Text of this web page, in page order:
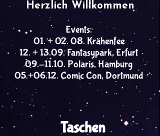
Events:
01. + 02. 08. Krähenfee
12. + 13.09. Fantasypark, Erfurt
09.-11.10. Polaris, Hamburg
05.+06.12. Comic Con, Dortmund
Herzlich Willkommen
Taschen